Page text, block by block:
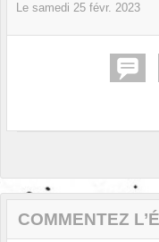
Le samedi 25 févr. 2023
COMMENTEZ